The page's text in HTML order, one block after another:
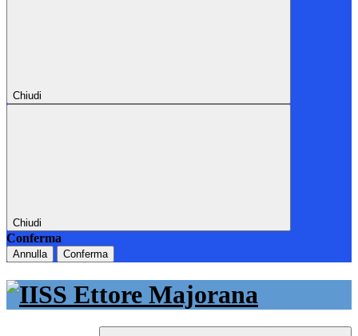
Chiudi
Chiudi
Conferma
Annulla Conferma